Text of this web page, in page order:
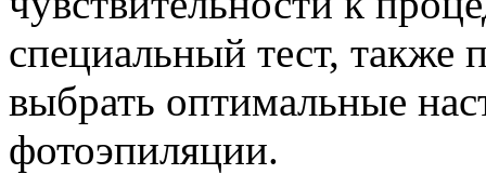
специальный тест, также
выбрать оптимальные
фотоэпиляции.